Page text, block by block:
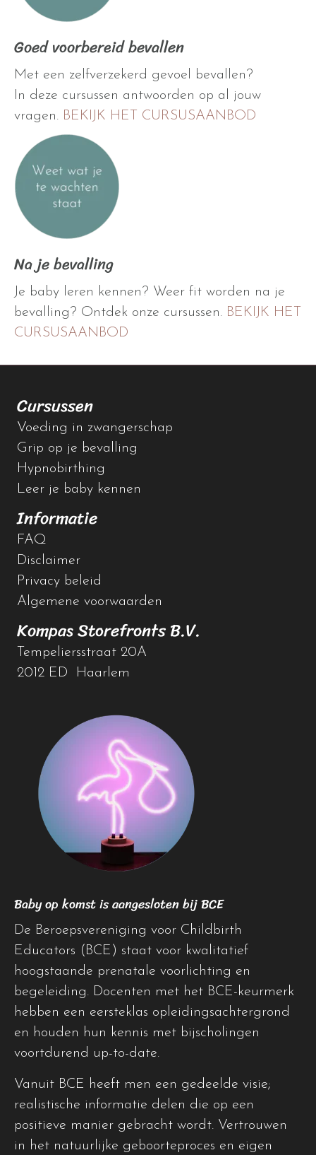
Goed voorbereid bevallen
Met een zelfverzekerd gevoel bevallen?
In deze cursussen antwoorden op al jouw
vragen. BEKIJK HET CURSUSAANBOD
Na je bevalling
Je baby leren kennen? Weer fit worden na je
bevalling? Ontdek onze cursussen. BEKIJK HET
CURSUSAANBOD
Cursussen
Voeding in zwangerschap
Grip op je bevalling
Hypnobirthing
Leer je baby kennen
Informatie
FAQ
Disclaimer
Privacy beleid
Algemene voorwaarden
Kompas Storefronts B.V.
Tempeliersstraat 20A
2012 ED Haarlem
Baby op komst is aangesloten bij BCE
De Beroepsvereniging voor Childbirth
Educators (BCE) staat voor kwalitatief
hoogstaande prenatale voorlichting en
begeleiding. Docenten met het BCE-keurmerk
hebben een eersteklas opleidingsachtergrond
en houden hun kennis met bijscholingen
voortdurend up-to-date.
Vanuit BCE heeft men een gedeelde visie;
realistische informatie delen die op een
positieve manier gebracht wordt. Vertrouwen
in het natuurlijke geboorteproces en eigen